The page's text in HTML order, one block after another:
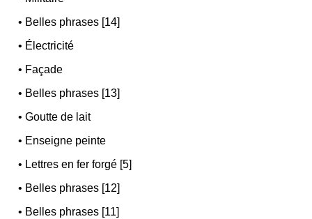
• Belles phrases [14]
• Électricité
• Façade
• Belles phrases [13]
•Goutte de lait
• Enseigne peinte
• Lettres en fer forgé [5]
• Belles phrases [12]
• Belles phrases [11]